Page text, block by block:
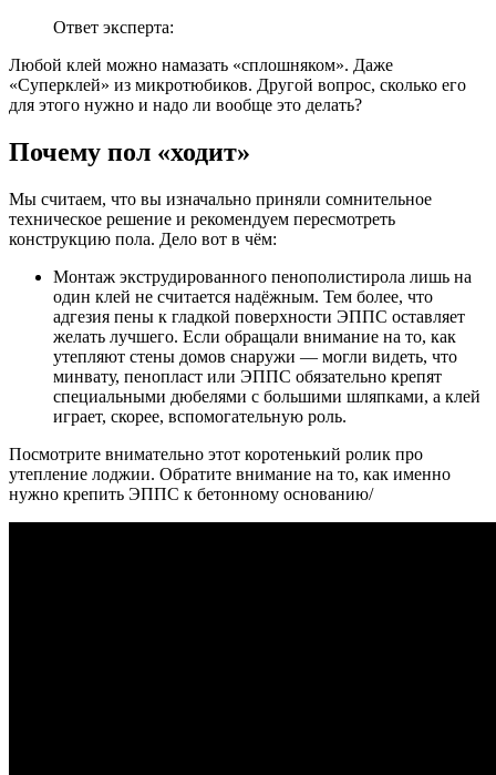
Ответ эксперта:
Любой клей можно намазать «сплошняком». Даже
«Суперклей» из микротюбиков. Другой вопрос, сколько его
для этого нужно и надо ли вообще это делать?
Почему пол «ходит»
Мы считаем, что вы изначально приняли сомнительное
техническое решение и рекомендуем пересмотреть
конструкцию пола. Дело вот в чём:
Монтаж экструдированного пенополистирола лишь на
один клей не считается надёжным. Тем более, что
адгезия пены к гладкой поверхности ЭППС оставляет
желать лучшего. Если обращали внимание на то, как
утепляют стены домов снаружи — могли видеть, что
минвату, пенопласт или ЭППС обязательно крепят
специальными дюбелями с большими шляпками, а клей
играет, скорее, вспомогательную роль.
Посмотрите внимательно этот коротенький ролик про
утепление лоджии. Обратите внимание на то, как именно
нужно крепить ЭППС к бетонному основанию/